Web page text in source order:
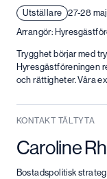
KONTAKT TÄLTYTA
Caroline
Bostadspolitisk strateg
Utställare 27-28
Arrangör:
Trygghet börjar med
Hyresgästföreningen
och rättigheter. Våra